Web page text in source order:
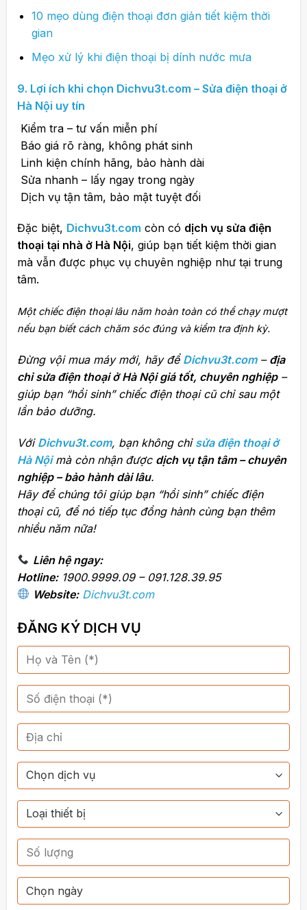
10 mẹo dùng điện thoại đơn giản tiết kiệm thời
gian
Mẹo xử lý khi điện thoại bị dính nước mưa
9. Lợi ích khi chọn Dichvu3t.com – Sửa điện thoại ở
Hà Nội uy tín
Kiểm tra – tư vấn miễn phí
Báo giá rõ ràng, không phát sinh
Linh kiện chính hãng, bảo hành dài
Sửa nhanh – lấy ngay trong ngày
Dịch vụ tận tâm, bảo mật tuyệt đối
Đặc biệt, Dichvu3t.com còn có dịch vụ sửa điện
thoại tại nhà ở Hà Nội, giúp bạn tiết kiệm thời gian
mà vẫn được phục vụ chuyên nghiệp như tại trung
tâm.
Một chiếc điện thoại lâu năm hoàn toàn có thể chạy mượt
nếu bạn biết cách chăm sóc đúng và kiểm tra định kỳ.
Đừng vội mua máy mới, hãy để Dichvu3t.com– địa
chỉ sửa điện thoại ở Hà Nội giá tốt, chuyên nghiệp–
giúp bạn “hồi sinh” chiếc điện thoại cũ chỉ sau một
lần bảo dưỡng.
Với Dichvu3t.com, bạn không chỉ sửa điện thoại ở
Hà Nộimà còn nhận được dịch vụ tận tâm – chuyên
nghiệp – bảo hành dài lâu.
Hãy để chúng tôi giúp bạn “hồi sinh” chiếc điện
thoại cũ, để nó tiếp tục đồng hành cùng bạn thêm
nhiều năm nữa!
Liên hệ ngay:
Hotline:1900.9999.09 – 091.128.39.95
Website: Dichvu3t.com
ĐĂNG KÝ DỊCH VỤ